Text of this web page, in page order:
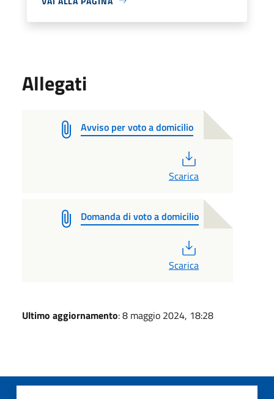
Allegati
Avviso per voto a domicilio
Scarica
Domanda di voto a domicilio
Scarica
Ultimo aggiornamento: 8 maggio 2024, 18:28